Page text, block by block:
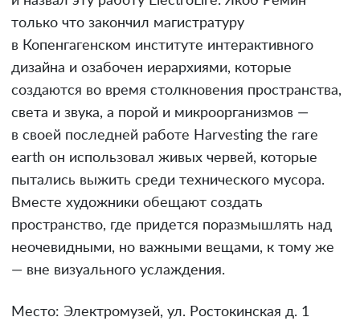
только что закончил магистратуру
в Копенгагенском институте интерактивного
дизайна и озабочен иерархиями, которые
создаются во время столкновения пространства,
света и звука, а порой и микроорганизмов —
в своей последней работе Нarvesting the rare
earth он использовал живых червей, которые
пытались выжить среди технического мусора.
Вместе художники обещают создать
пространство, где придется поразмышлять над
неочевидными, но важными вещами, к тому же
— вне визуального услаждения.
Место: Электромузей, ул. Ростокинская д. 1